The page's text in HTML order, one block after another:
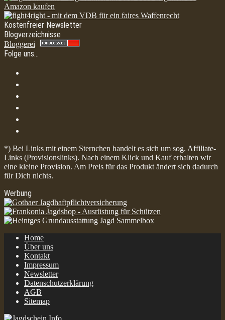
Kostenfreier Newsletter
Blogverzeichnisse
Bloggerei
Folge uns…
*) Bei Links mit einem Sternchen handelt es sich um sog. Affiliate-
Links (Provisionslinks). Nach einem Klick und Kauf erhalten wir
eine kleine Provision. Am Preis für das Produkt ändert sich dadurch
für Dich nichts.
Werbung
Home
Über uns
Kontakt
Impressum
Newsletter
Datenschutzerklärung
AGB
Sitemap